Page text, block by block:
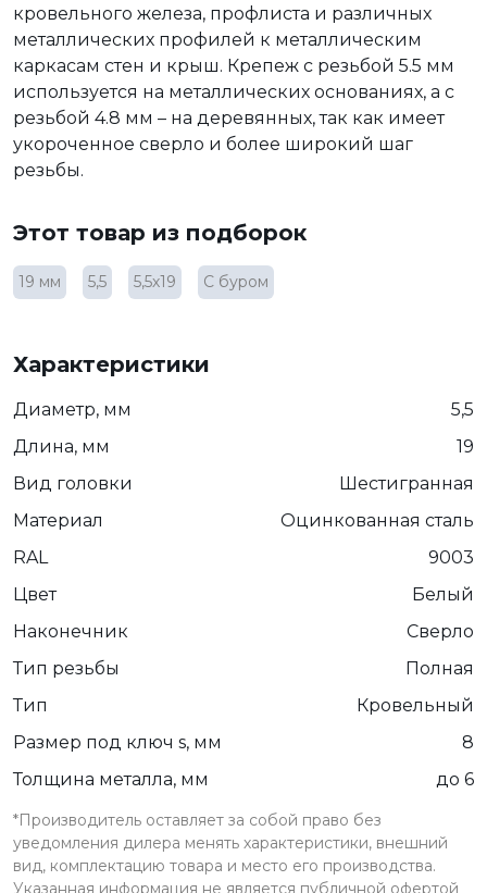
кровельного железа, профлиста и различных
металлических профилей к металлическим
каркасам стен и крыш. Крепеж с резьбой 5.5 мм
используется на металлических основаниях, а с
резьбой 4.8 мм – на деревянных, так как имеет
укороченное сверло и более широкий шаг
резьбы.
Этот товар из подборок
19 мм 5,5 5,5х19 С буром
Характеристики
Диаметр, мм
5,5
Длина, мм
19
Вид головки
Шестигранная
Материал
Оцинкованная сталь
RAL
9003
Цвет
Белый
Наконечник
Сверло
Тип резьбы
Полная
Тип
Кровельный
Размер под ключ s, мм
8
Толщина металла, мм
до 6
*Производитель оставляет за собой право без
уведомления дилера менять характеристики, внешний
вид, комплектацию товара и место его производства.